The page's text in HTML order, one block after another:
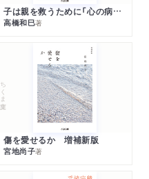
子は親を救うために「心の病」になる
高橋和巳著
ちくま文庫
傷を愛せるか 増補新版
宮地尚子著